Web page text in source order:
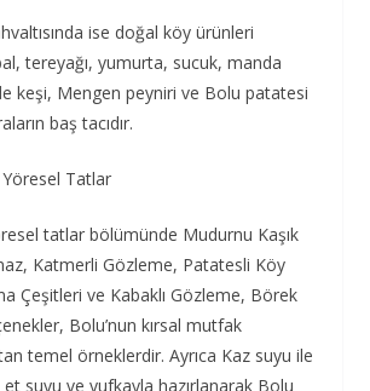
ise doğal köy ürünleri
tereyağı, yumurta, sucuk, manda
keşi, Mengen peyniri ve Bolu patatesi
baş tacıdır.
Tatlar
tatlar bölümünde Mudurnu Kaşık
Katmerli Gözleme, Patatesli Köy
Çeşitleri ve Kabaklı Gözleme, Börek
Bolu’nun kırsal mutfak
temel örneklerdir. Ayrıca Kaz suyu ile
et suyu ve yufkayla hazırlanarak Bolu